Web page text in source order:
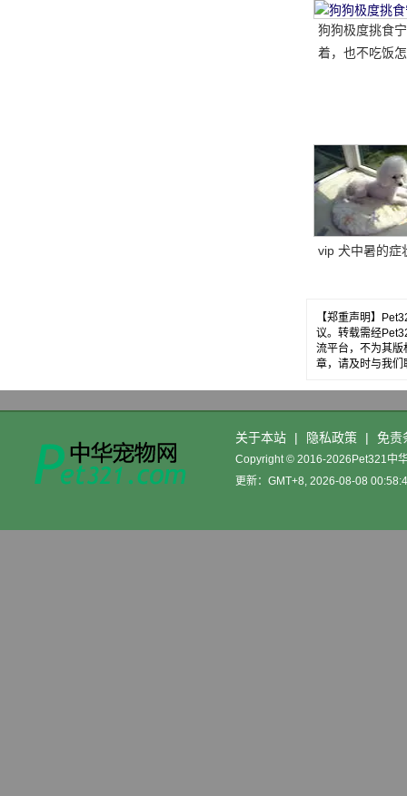
狗狗极度挑食
着，也不吃饭
vip 犬中暑的症
【郑重声明】
议。转载需经
流平台，不为其
章，请及时与我
关于本站 | 隐私政策 | 免责
Copyright © 2016-2026Pet321中
更新：GMT+8, 2026-08-08